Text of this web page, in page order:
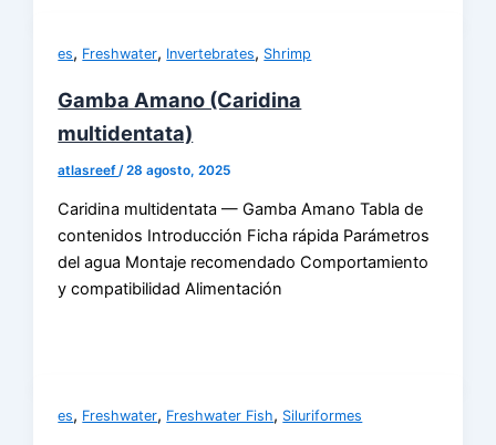
es, Freshwater, Invertebrates, Shrimp
Gamba Amano (Caridina
multidentata)
atlasreef /28 agosto, 2025
Caridina multidentata — Gamba Amano Tabla de
contenidos Introducción Ficha rápida Parámetros
del agua Montaje recomendado Comportamiento
y compatibilidad Alimentación
es, Freshwater, Freshwater Fish, Siluriformes